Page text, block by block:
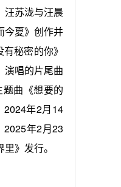
汪苏泷与汪晨
今夏》创作并
秘密的你》
演唱的片尾曲
曲《想要的
2024年2月14
2025年2月23
》发行。